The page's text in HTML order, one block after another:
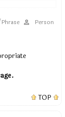
Person
TOP